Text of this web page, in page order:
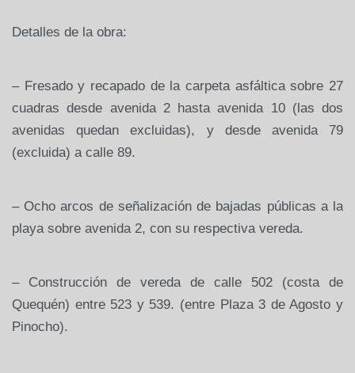
Detalles de la obra:
– Fresado y recapado de la carpeta asfáltica sobre 27
cuadras desde avenida 2 hasta avenida 10 (las dos
avenidas quedan excluidas), y desde avenida 79
(excluida) a calle 89.
– Ocho arcos de señalización de bajadas públicas a la
playa sobre avenida 2, con su respectiva vereda.
– Construcción de vereda de calle 502 (costa de
Quequén) entre 523 y 539. (entre Plaza 3 de Agosto y
Pinocho).